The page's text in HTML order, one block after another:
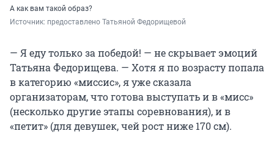
А как вам такой образ?
Источник: предоставлено Татьяной Федорищевой
— Я еду только за победой! — не скрывает эмоций
Татьяна Федорищева. — Хотя я по возрасту попала
в категорию «миссис», я уже сказала
организаторам, что готова выступать и в «мисс»
(несколько другие этапы соревнования), и в
«петит» (для девушек, чей рост ниже 170 см).